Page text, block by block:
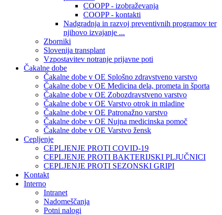
COOPP - izobraževanja
COOPP - kontakti
Nadgradnja in razvoj preventivnih programov ter
njihovo izvajanje ...
Zborniki
Slovenija transplant
Vzpostavitev notranje prijavne poti
Čakalne dobe
Čakalne dobe v OE Splošno zdravstveno varstvo
Čakalne dobe v OE Medicina dela, prometa in športa
Čakalne dobe v OE Zobozdravstveno varstvo
Čakalne dobe v OE Varstvo otrok in mladine
Čakalne dobe v OE Patronažno varstvo
Čakalne dobe v OE Nujna medicinska pomoč
Čakalne dobe v OE Varstvo žensk
Cepljenje
CEPLJENJE PROTI COVID-19
CEPLJENJE PROTI BAKTERIJSKI PLJUČNICI
CEPLJENJE PROTI SEZONSKI GRIPI
Kontakt
Interno
Intranet
Nadomeščanja
Potni nalogi